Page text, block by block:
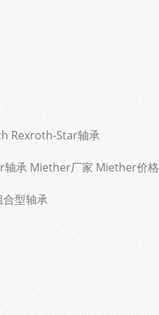
Rexroth-Star轴承
轴承 Miether厂家 Miether价格
合型轴承